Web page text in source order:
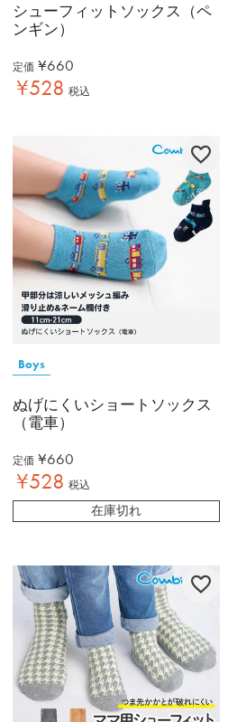
シューフィットソックス（ペ
ンギン）
定価 ¥660
¥528 税込
Boys
ぬげにくいショートソックス
（電車）
定価 ¥660
¥528 税込
在庫切れ